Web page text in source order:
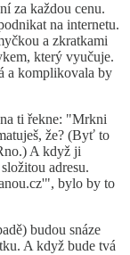
za každou cenu.
na internetu.
a zkratkami
který vyučuje.
a komplikovala by
ti řekne: "Mrkni
že? (Byť to
A když ji
adresu.
bylo by to
budou snáze
A když bude tvá